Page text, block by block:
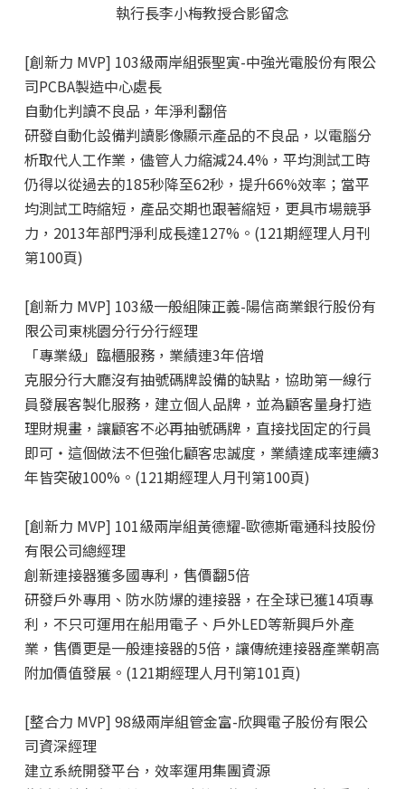
執行長李小梅教授合影留念
[創新力 MVP] 103級兩岸組張聖寅-中強光電股份有限公
司PCBA製造中心處長
自動化判讀不良品，年淨利翻倍
研發自動化設備判讀影像顯示產品的不良品，以電腦分
析取代人工作業，儘管人力縮減24.4%，平均測試工時
仍得以從過去的185秒降至62秒，提升66%效率；當平
均測試工時縮短，產品交期也跟著縮短，更具市場競爭
力，2013年部門淨利成長達127%。(121期經理人月刊
第100頁)
[創新力 MVP] 103級一般組陳正義-陽信商業銀行股份有
限公司東桃園分行分行經理
「專業級」臨櫃服務，業績連3年倍增
克服分行大廳沒有抽號碼牌設備的缺點，協助第一線行
員發展客製化服務，建立個人品牌，並為顧客量身打造
理財規畫，讓顧客不必再抽號碼牌，直接找固定的行員
即可‧這個做法不但強化顧客忠誠度，業績達成率連續3
年皆突破100%。(121期經理人月刊第100頁)
[創新力 MVP] 101級兩岸組黃德耀-歐德斯電通科技股份
有限公司總經理
創新連接器獲多國專利，售價翻5倍
研發戶外專用、防水防爆的連接器，在全球已獲14項專
利，不只可運用在船用電子、戶外LED等新興戶外產
業，售價更是一般連接器的5倍，讓傳統連接器產業朝高
附加價值發展。(121期經理人月刊第101頁)
[整合力 MVP] 98級兩岸組管金富-欣興電子股份有限公
司資深經理
建立系統開發平台，效率運用集團資源